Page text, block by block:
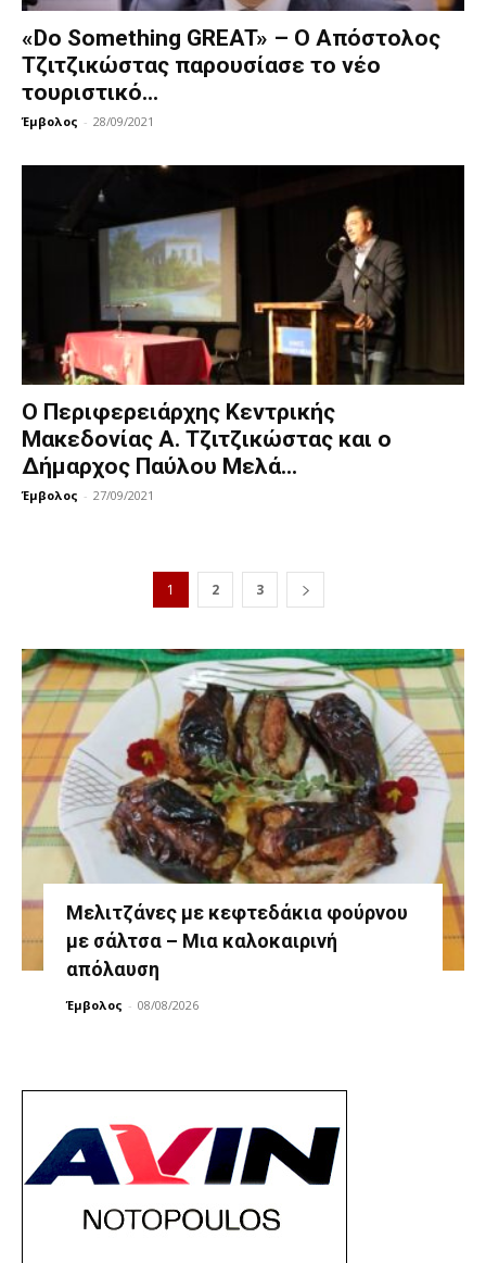
«Do Something GREAT» – Ο Απόστολος
Τζιτζικώστας παρουσίασε το νέο
τουριστικό...
Έμβολος - 28/09/2021
Ο Περιφερειάρχης Κεντρικής
Μακεδονίας Α. Τζιτζικώστας και ο
Δήμαρχος Παύλου Μελά...
Έμβολος - 27/09/2021
1 2 3
Μελιτζάνες με κεφτεδάκια φούρνου
με σάλτσα – Μια καλοκαιρινή
απόλαυση
Έμβολος - 08/08/2026